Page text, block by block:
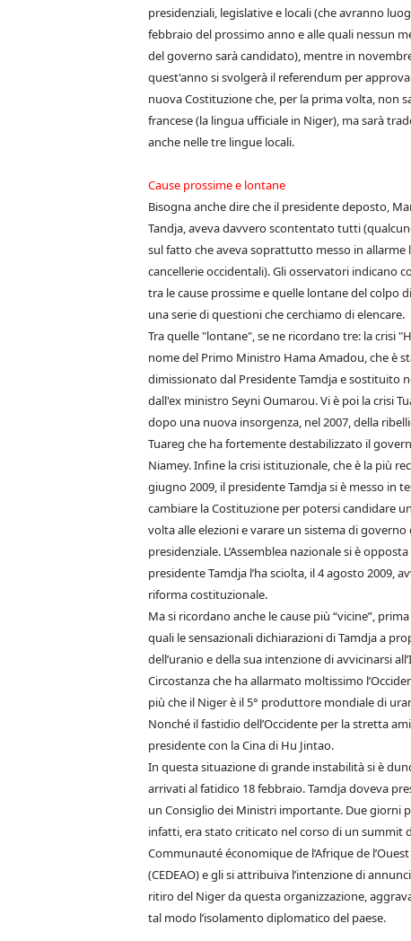
presidenziali, legislative e locali (che avranno
febbraio del prossimo anno e alle quali nessun
del governo sarà candidato), mentre in
quest'anno si svolgerà il referendum per
nuova Costituzione che, per la prima volta, non
francese (la lingua ufficiale in Niger), ma sarà
anche nelle tre lingue locali.
Cause prossime e lontane
Bisogna anche dire che il presidente deposto,
Tandja, aveva davvero scontentato tutti
sul fatto che aveva soprattutto messo in allarme
cancellerie occidentali). Gli osservatori indicano
tra le cause prossime e quelle lontane del colpo
una serie di questioni che cerchiamo di elencare.
Tra quelle "lontane", se ne ricordano tre: la crisi
nome del Primo Ministro Hama Amadou, che è
dimissionato dal Presidente Tamdja e sostituito
dall'ex ministro Seyni Oumarou. Vi è poi la crisi
dopo una nuova insorgenza, nel 2007, della
Tuareg che ha fortemente destabilizzato il
Niamey. Infine la crisi istituzionale, che è la più
giugno 2009, il presidente Tamdja si è messo in
cambiare la Costituzione per potersi candidare
volta alle elezioni e varare un sistema di
presidenziale. L’Assemblea nazionale si è opposta
presidente Tamdja l’ha sciolta, il 4 agosto 2009,
riforma costituzionale.
Ma si ricordano anche le cause più “vicine”,
quali le sensazionali dichiarazioni di Tamdja a
dell’uranio e della sua intenzione di avvicinarsi
Circostanza che ha allarmato moltissimo
più che il Niger è il 5° produttore mondiale di
Nonché il fastidio dell’Occidente per la stretta
presidente con la Cina di Hu Jintao.
In questa situazione di grande instabilità si è
arrivati al fatidico 18 febbraio. Tamdja doveva
un Consiglio dei Ministri importante. Due giorni
infatti, era stato criticato nel corso di un summit
Communauté économique de l’Afrique de l’Ouest
(CEDEAO) e gli si attribuiva l’intenzione di
ritiro del Niger da questa organizzazione,
tal modo l’isolamento diplomatico del paese.